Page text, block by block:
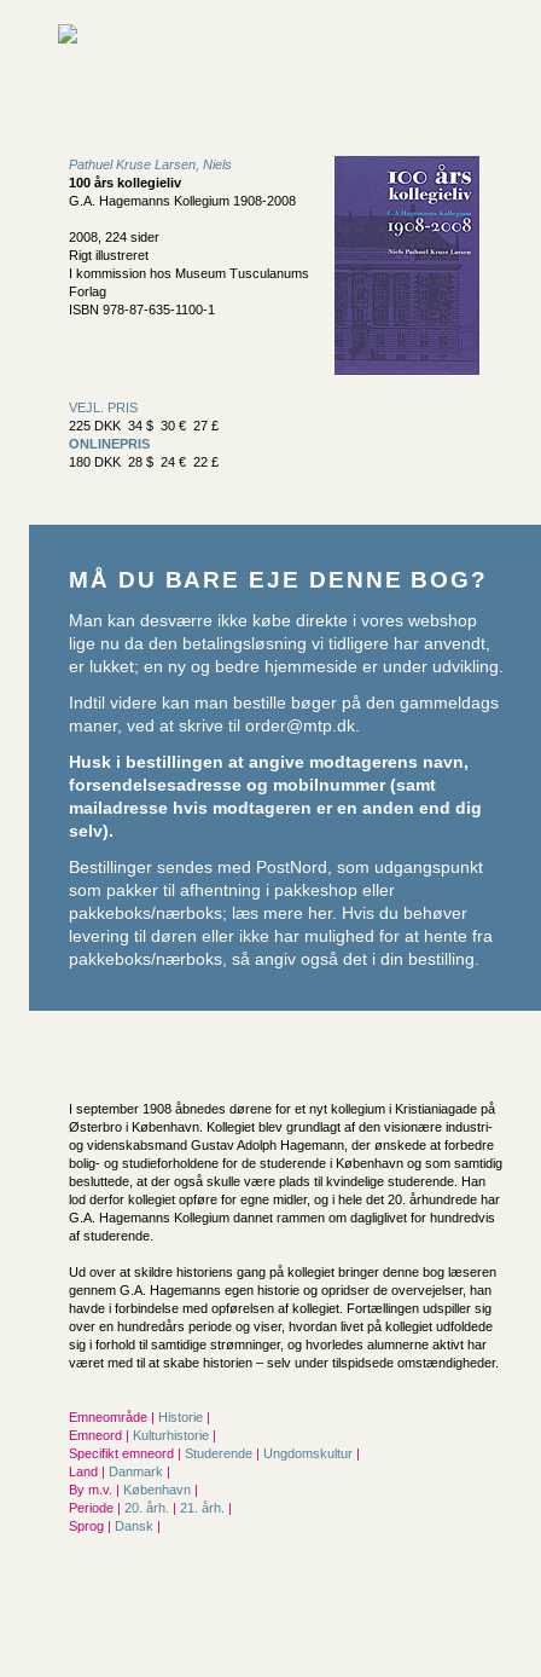
Pathuel Kruse Larsen, Niels
100 års kollegieliv
G.A. Hagemanns Kollegium 1908-2008
2008, 224 sider
Rigt illustreret
I kommission hos Museum Tusculanums
Forlag
ISBN 978-87-635-1100-1
VEJL. PRIS
225 DKK 34 $ 30 € 27 £
ONLINEPRIS
180 DKK 28 $ 24 € 22 £
MÅ DU BARE EJE DENNE BOG?
Man kan desværre ikke købe direkte i vores webshop
lige nu da den betalingsløsning vi tidligere har anvendt,
er lukket; en ny og bedre hjemmeside er under udvikling.
Indtil videre kan man bestille bøger på den gammeldags
maner, ved at skrive til order@mtp.dk.
Husk i bestillingen at angive modtagerens navn,
forsendelsesadresse og mobilnummer (samt
mailadresse hvis modtageren er en anden end dig
selv).
Bestillinger sendes med PostNord, som udgangspunkt
som pakker til afhentning i pakkeshop eller
pakkeboks/nærboks; læs mere her. Hvis du behøver
levering til døren eller ikke har mulighed for at hente fra
pakkeboks/nærboks, så angiv også det i din bestilling.
I september 1908 åbnedes dørene for et nyt kollegium i Kristianiagade på
Østerbro i København. Kollegiet blev grundlagt af den visionære industri-
og videnskabsmand Gustav Adolph Hagemann, der ønskede at forbedre
bolig- og studieforholdene for de studerende i København og som samtidig
besluttede, at der også skulle være plads til kvindelige studerende. Han
lod derfor kollegiet opføre for egne midler, og i hele det 20. århundrede har
G.A. Hagemanns Kollegium dannet rammen om dagliglivet for hundredvis
af studerende.
Ud over at skildre historiens gang på kollegiet bringer denne bog læseren
gennem G.A. Hagemanns egen historie og opridser de overvejelser, han
havde i forbindelse med opførelsen af kollegiet. Fortællingen udspiller sig
over en hundredårs periode og viser, hvordan livet på kollegiet udfoldede
sig i forhold til samtidige strømninger, og hvorledes alumnerne aktivt har
været med til at skabe historien – selv under tilspidsede omstændigheder.
Emneområde | Historie |
Emneord | Kulturhistorie |
Specifikt emneord | Studerende | Ungdomskultur |
Land | Danmark |
By m.v. | København |
Periode | 20. årh. | 21. årh. |
Sprog | Dansk |